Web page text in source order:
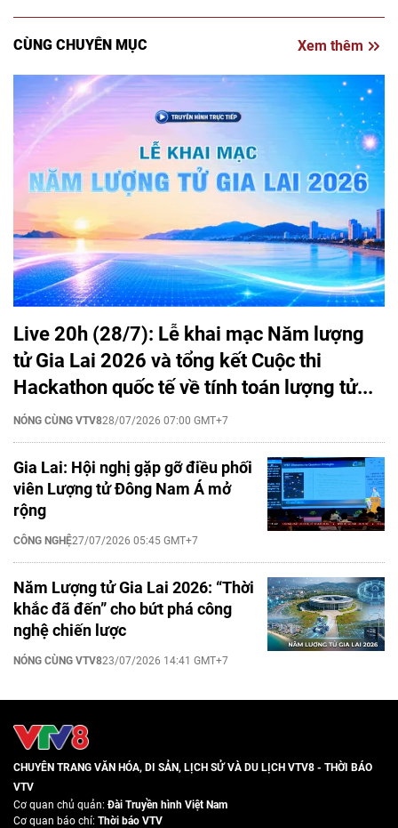
CÙNG CHUYÊN MỤC Xem thêm
Live 20h (28/7): Lễ khai mạc Năm lượng
tử Gia Lai 2026 và tổng kết Cuộc thi
Hackathon quốc tế về tính toán lượng tử...
NÓNG CÙNG VTV828/07/2026 07:00 GMT+7
Gia Lai: Hội nghị gặp gỡ điều phối
viên Lượng tử Đông Nam Á mở
rộng
CÔNG NGHỆ27/07/2026 05:45 GMT+7
Năm Lượng tử Gia Lai 2026: “Thời
khắc đã đến” cho bứt phá công
nghệ chiến lược
NÓNG CÙNG VTV823/07/2026 14:41 GMT+7
CHUYÊN TRANG VĂN HÓA, DI SẢN, LỊCH SỬ VÀ DU LỊCH VTV8 - THỜI BÁO
VTV
Cơ quan chủ quản:Đài Truyền hình Việt Nam
Cơ quan báo chí: Thời báo VTV